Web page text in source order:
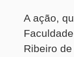
A ação,
Ribeiro